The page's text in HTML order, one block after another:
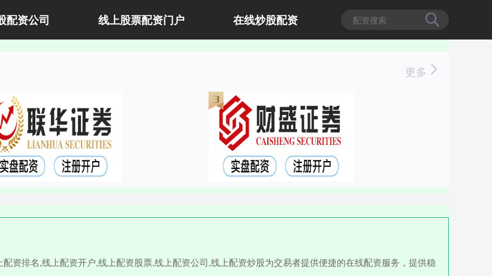
配资公司 线上股票配资门户 在线炒股配资
更多
资排名,线上配资开户,线上配资股票,线上配资公司,线上配资炒股为交易者提供便捷的在线配资服务，提供稳